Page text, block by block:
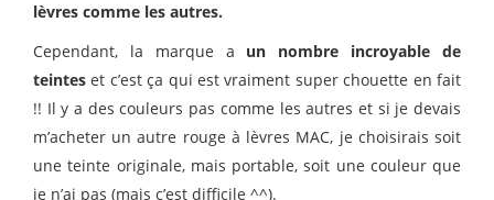
lèvres comme les autres.
Cependant, la marque a un nombre incroyable de
teintes et c’est ça qui est vraiment super chouette en fait
!! Il y a des couleurs pas comme les autres et si je devais
m’acheter un autre rouge à lèvres MAC, je choisirais soit
une teinte originale, mais portable, soit une couleur que
je n’ai pas (mais c’est difficile ^^).